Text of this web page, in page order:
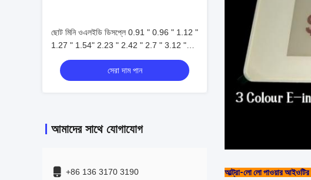
ছোট মিনি ওএলইডি ডিসপ্লে 0.91 " 0.96 " 1.12 "
1.27 " 1.54" 2.23 " 2.42 " 2.7 " 3.12 "
3.2 ইঞ্চি ইঙ্ক কালো এবং সাদা ই-ইঙ্ক স্ক্রিন মডিউল
ইঙ্ক ডিসপ্লে ডিজিটাল মূল্য ট্যাগ
সেরা দাম পান
আমাদের সাথে যোগাযোগ
+86 136 3170 3190 আল্ট্রা-লো লো পাওয়ার আইওটির